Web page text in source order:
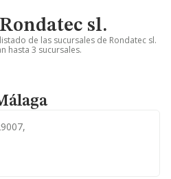
sl.
de las sucursales de Rondatec sl.
hasta 3 sucursales.